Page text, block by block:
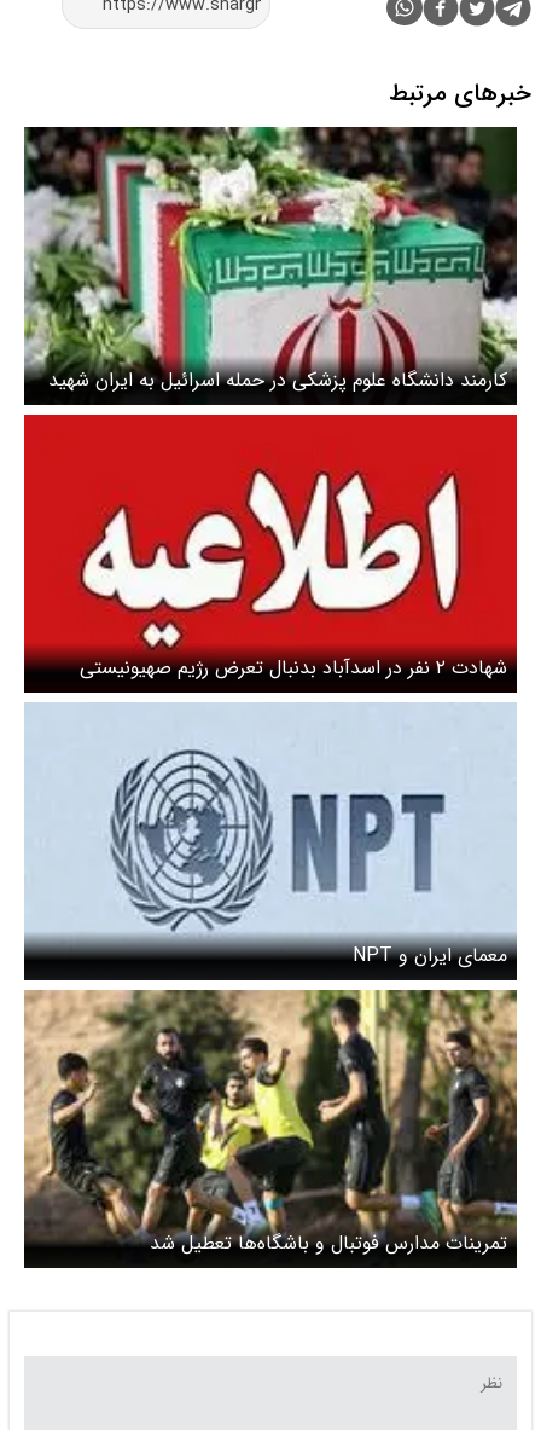
خبرهای مرتبط
کارمند دانشگاه علوم پزشکی در حمله اسرائیل به ایران شهید
شد
شهادت ۲ نفر در اسدآباد بدنبال تعرض رژیم صهیونیستی
معمای ایران و NPT
تمرینات مدارس فوتبال و باشگاه‌ها تعطیل شد